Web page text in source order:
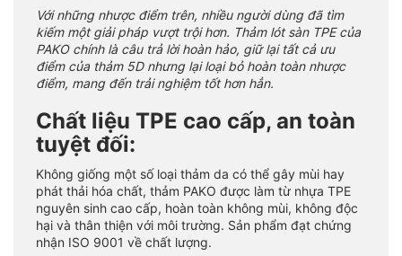
Với những nhược điểm trên, nhiều người dùng đã tìm
kiếm một giải pháp vượt trội hơn. Thảm lót sàn TPE của
PAKO chính là câu trả lời hoàn hảo, giữ lại tất cả ưu
điểm của thảm 5D nhưng lại loại bỏ hoàn toàn nhược
điểm, mang đến trải nghiệm tốt hơn hẳn.
Chất liệu TPE cao cấp, an toàn
tuyệt đối:
Không giống một số loại thảm da có thể gây mùi hay
phát thải hóa chất, thảm PAKO được làm từ nhựa TPE
nguyên sinh cao cấp, hoàn toàn không mùi, không độc
hại và thân thiện với môi trường. Sản phẩm đạt chứng
nhận ISO 9001 về chất lượng.